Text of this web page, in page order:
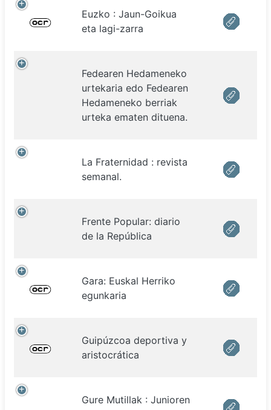
Euzko : Jaun-Goikua
eta lagi-zarra
Fedearen Hedameneko
urtekaria edo Fedearen
Hedameneko berriak
urteka ematen dituena.
La Fraternidad : revista
semanal.
Frente Popular: diario
de la República
Gara: Euskal Herriko
egunkaria
Guipúzcoa deportiva y
aristocrática
Gure Mutillak : Junioren